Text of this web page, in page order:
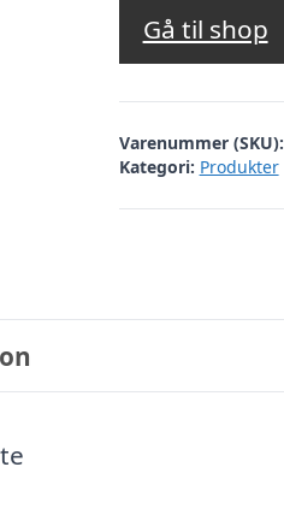
Gå til shop
Varenummer (SKU):
Kategori: Produkter